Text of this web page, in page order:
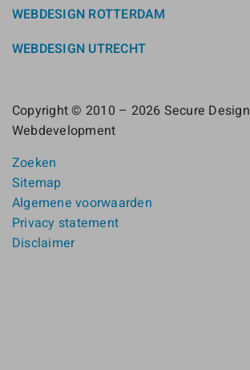
WEBDESIGN ROTTERDAM
WEBDESIGN UTRECHT
Copyright © 2010 – 2026 Secure Design
Webdevelopment
Zoeken
Sitemap
Algemene voorwaarden
Privacy statement
Disclaimer